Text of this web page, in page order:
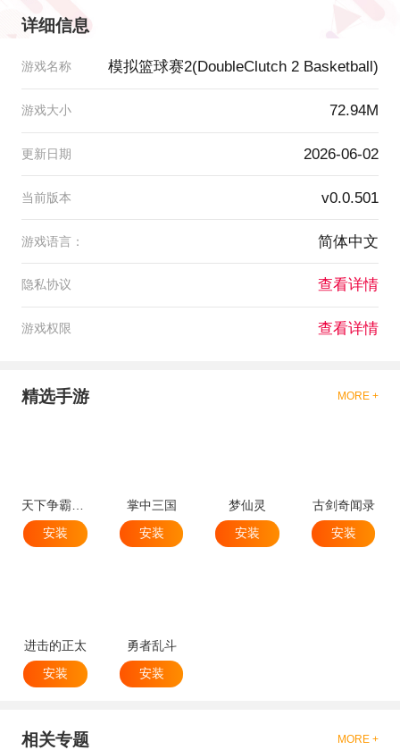
详细信息
游戏名称 模拟篮球赛2(DoubleClutch 2 Basketball)
游戏大小 72.94M
更新日期 2026-06-02
当前版本 v0.0.501
游戏语言： 简体中文
隐私协议 查看详情
游戏权限 查看详情
精选手游 MORE +
天下争霸三国志
安装
掌中三国
安装
梦仙灵
安装
古剑奇闻录
安装
进击的正太
安装
勇者乱斗
安装
相关专题 MORE +